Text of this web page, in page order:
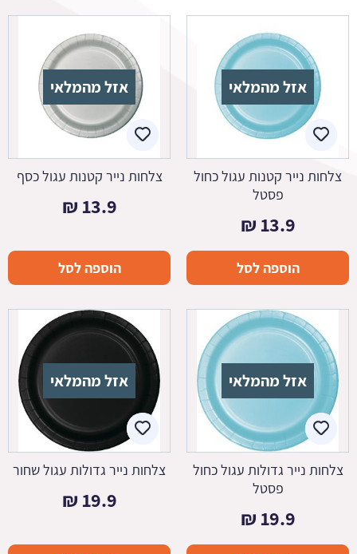
אזל מהמלאי
צלחות נייר קטנות עגול כחול
פסטל
13.9
₪
הוספה לסל
אזל מהמלאי
צלחות נייר קטנות עגול כסף
13.9
₪
הוספה לסל
אזל מהמלאי
צלחות נייר גדולות עגול כחול
פסטל
19.9
₪
אזל מהמלאי
צלחות נייר גדולות עגול שחור
19.9
₪